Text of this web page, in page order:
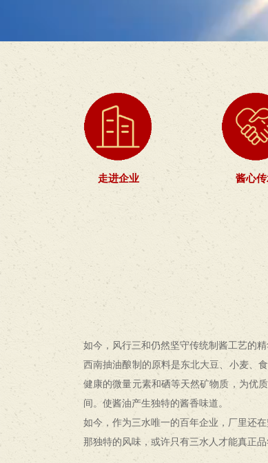
如今，风行三和仍然坚守传统制酱工艺的
西南抽油酿制的原料是东北大豆、小麦、
健康的微量元素和硒等天然矿物质，为优
间。使酱油产生独特的酱香味道。
如今，作为三水唯一的百年企业，厂里还
那独特的风味，或许只有三水人才能真正品
走进企业 酱心